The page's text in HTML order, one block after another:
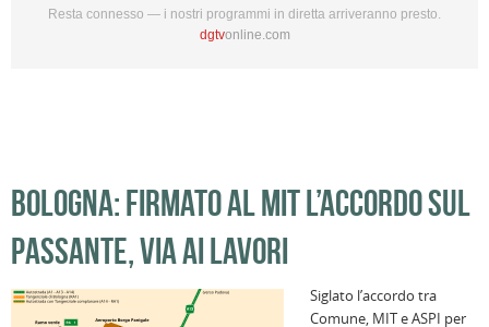
dgtvonline.com
BOLOGNA: FIRMATO AL MIT L’ACCORDO SUL
PASSANTE, VIA AI LAVORI
Comune, MIT e ASPI per